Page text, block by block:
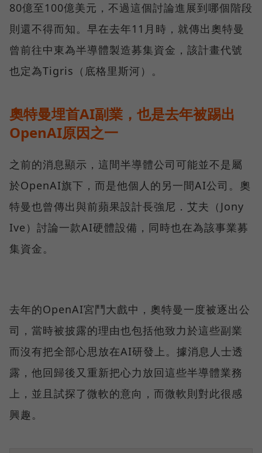
80億至100億美元，不過這個討論進展到哪個階段
則還不得而知。早在去年11月時，就傳出奧特曼
曾前往中東為半導體製造募集資金，該計畫代號
也定為Tigris（底格里斯河）。
奧特曼埋首AI副業，也是去年被踢出
OpenAI原因之一
之前的消息顯示，這間半導體公司可能並不是屬
於OpenAI旗下，而是他個人的另一間AI公司。奧
特曼也曾傳出與前蘋果設計長強尼．艾夫（Jony
Ive）討論一款AI硬體設備，同時也在為該事業募
集資金。
去年的OpenAI宮鬥大戲中，奧特曼一度被逐出公
司，當時被披露的理由也包括他致力於這些副業
而沒有把全部心思放在AI研發上。據消息人士透
露，他回歸後又重新把心力放回這些半導體業務
上，並且試探了微軟的意向，而微軟則對此很感
興趣。